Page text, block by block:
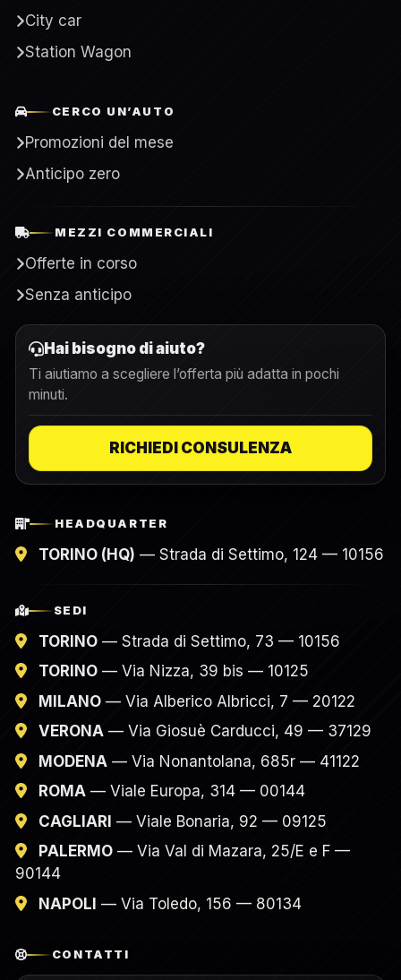
City car
Station Wagon
CERCO UN’AUTO
Promozioni del mese
Anticipo zero
MEZZI COMMERCIALI
Offerte in corso
Senza anticipo
Hai bisogno di aiuto?
Ti aiutiamo a scegliere l’offerta più adatta in pochi
minuti.
RICHIEDI CONSULENZA
HEADQUARTER
TORINO (HQ) — Strada di Settimo, 124 — 10156
SEDI
TORINO — Strada di Settimo, 73 — 10156
TORINO — Via Nizza, 39 bis — 10125
MILANO — Via Alberico Albricci, 7 — 20122
VERONA — Via Giosuè Carducci, 49 — 37129
MODENA — Via Nonantolana, 685r — 41122
ROMA — Viale Europa, 314 — 00144
CAGLIARI — Viale Bonaria, 92 — 09125
PALERMO — Via Val di Mazara, 25/E e F —
90144
NAPOLI — Via Toledo, 156 — 80134
CONTATTI